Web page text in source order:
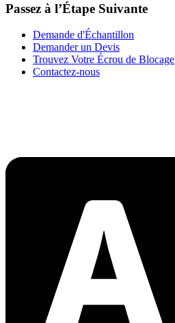
Passez à l’Étape Suivante
Demande d'Échantillon
Demander un Devis
Trouvez Votre Écrou de Blocage
Contactez-nous